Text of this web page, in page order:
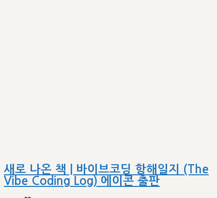
새로 나온 책 | 바이브코딩 항해일지 (The
Vibe Coding Log) 에이콘 출판